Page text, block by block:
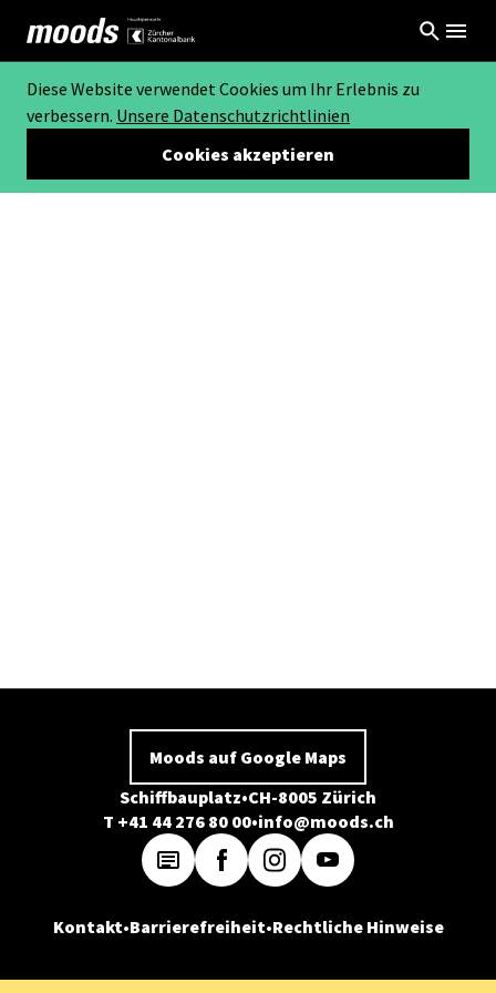
Diese Website verwendet Cookies um Ihr Erlebnis zu
verbessern. Unsere Datenschutzrichtlinien
Cookies akzeptieren
Moods auf Google Maps
Schiffbauplatz CH-8005 Zürich
T +41 44 276 80 00 info@moods.ch
Kontakt Barrierefreiheit Rechtliche Hinweise